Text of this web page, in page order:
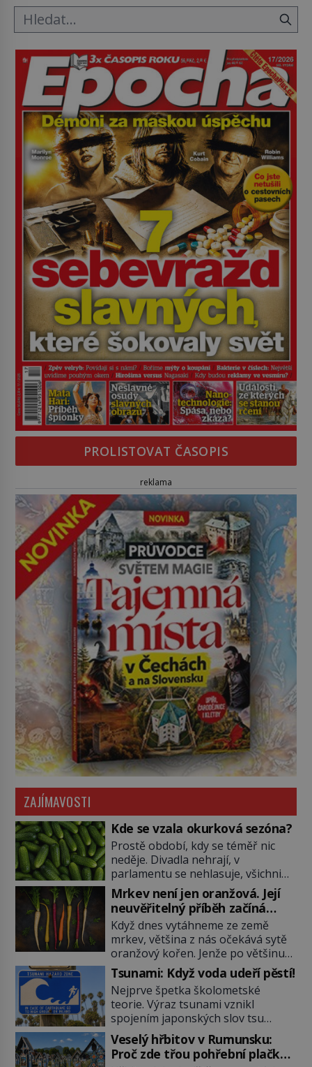
PROLISTOVAT ČASOPIS
reklama
ZAJÍMAVOSTI
Kde se vzala okurková sezóna?
Prostě období, kdy se téměř nic
neděje. Divadla nehrají, v
parlamentu se nehlasuje, všichni
jsou na dovolené a média tak
nemají o čem mluvit a psát. A
vymýšlejí si proto témata, které
nikoho nezajímají. Proč je však ona
letní doba spojovaná zrovna s
okurkami? Okurkovou sezónu
známe už od poloviny 19. století,
ovšem jako Češi […]
Mrkev není jen oranžová. Její
neuvěřitelný příběh začíná
fialovou barvou
Když dnes vytáhneme ze země
mrkev, většina z nás očekává sytě
oranžový kořen. Jenže po většinu
své historie je mrkev všechno
možné, jen ne oranžová. Je fialová,
žlutá, bílá, někdy dokonce téměř
černá. Až díky stovkám let
pečlivého šlechtění se z ní stává
zelenina, bez které si českou
zahradu ani nedokážeme
Tsunami: Když voda udeří pěstí!
Nejprve špetka školometské
teorie. Výraz tsunami vznikl
spojením japonských slov tsu
(přístav) a nami (vlna). Jedná se o
dlouhou vlnu, která je na volném
moři takřka nepostřehnutelná.
Veselý hřbitov v Rumunsku:
Proč zde třou pohřební plačky